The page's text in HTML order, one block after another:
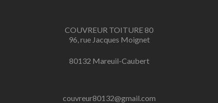
COUVREUR TOITURE 80
96, rue Jacques Moignet
80132 Mareuil-Caubert
couvreur80132@gmail.com